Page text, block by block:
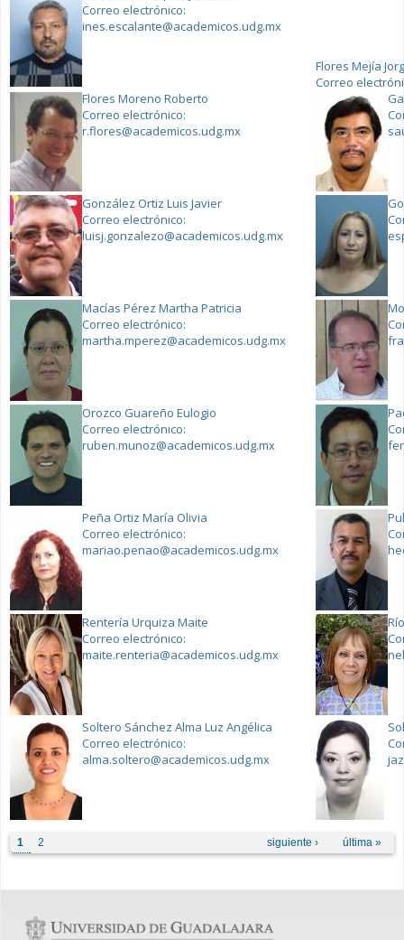
Correo electrónico:
ines.escalante@academicos.udg.mx
Flores Mejía
Correo
Flores Moreno Roberto
Correo electrónico:
r.flores@academicos.udg.mx
González Ortiz Luis Javier
Correo electrónico:
luisj.gonzalezo@academicos.udg.mx
Macías Pérez Martha Patricia
Correo electrónico:
martha.mperez@academicos.udg.mx
Orozco Guareño Eulogio
Correo electrónico:
ruben.munoz@academicos.udg.mx
Peña Ortiz María Olivia
Correo electrónico:
mariao.penao@academicos.udg.mx
Rentería Urquiza Maite
Correo electrónico:
maite.renteria@academicos.udg.mx
Soltero Sánchez Alma Luz Angélica
Correo electrónico:
alma.soltero@academicos.udg.mx
Páginas
1 2 siguiente › última »